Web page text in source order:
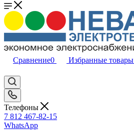
Сравнение0 Избранные товары
Телефоны
7 812 467-82-15
WhatsApp